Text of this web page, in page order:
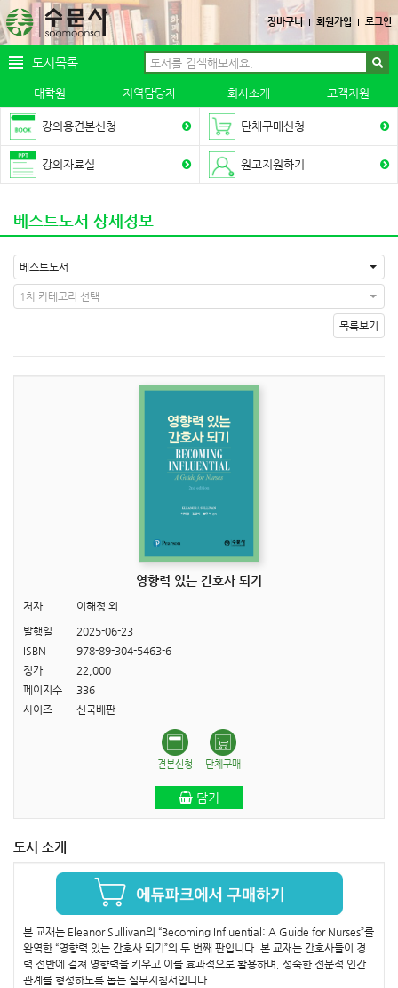
장바구니 회원가입 로그인
도서목록
대학원 지역담당자 회사소개 고객지원
강의용견본신청 단체구매신청
강의자료실 원고지원하기
베스트도서 상세정보
베스트도서
1차 카테고리 선택
목록보기
영향력 있는 간호사 되기
저자
이해정 외
발행일
2025-06-23
ISBN
978-89-304-5463-6
정가
22,000
페이지수
336
사이즈
신국배판
견본신청 단체구매
담기
도서 소개
본 교재는 Eleanor Sullivan의 “Becoming Influential: A Guide for Nurses”를
완역한 “영향력 있는 간호사 되기”의 두 번째 판입니다. 본 교재는 간호사들이 경
력 전반에 걸쳐 영향력을 키우고 이를 효과적으로 활용하며, 성숙한 전문적 인간
관계를 형성하도록 돕는 실무지침서입니다.